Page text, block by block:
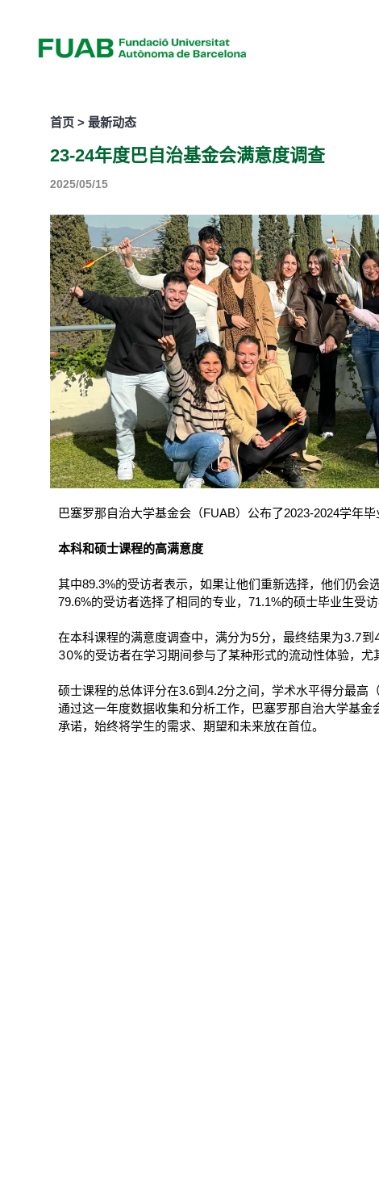
首页 > 最新动态
23-24年度巴自治基金会满意度调查
2025/05/15
巴塞罗那自治大学基金会（FUAB）公布了2023-2024学年毕
本科和硕士课程的高满意度
其中89.3%的受访者表示，如果让他们重新选择，他们仍会
79.6%的受访者选择了相同的专业， 71.1%的硕士毕业生受
在本科课程的满意度调查中，满分为5分，最终结果为3.7到
30%的受访者在学习期间参与了某种形式的流动性体验，尤
硕士课程的总体评分在3.6到 4.2分之间，学术水平得分最高（
通过这一年度数据收集和分析工作，巴塞罗那自治大学基金
承诺，始终将学生的需求、期望和未来放在首位。